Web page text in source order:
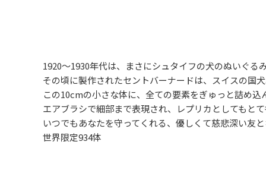
1920～1930年代は、まさにシュタイフの犬のぬいぐる
その頃に製作されたセントバーナードは、スイスの国犬
この10cmの小さな体に、全ての要素をぎゅっと詰め込
エアブラシで細部まで表現され、レプリカとしてもとて
いつでもあなたを守ってくれる、優しくて慈悲深い友と
世界限定934体